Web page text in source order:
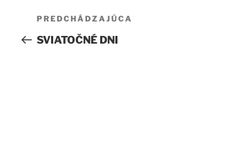
Navigácia
v
Predchádzajúci
článok
PREDCHÁDZAJÚCA
SVIATOČNÉ DNI